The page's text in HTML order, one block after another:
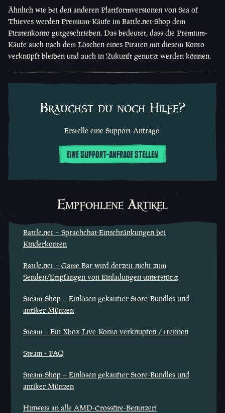
Ähnlich wie bei den anderen Plattformversionen von Sea of
Thieves werden Premium-Käufe im Battle.net-Shop dem
Piratenkonto gutgeschrieben. Das bedeutet, dass die Premium-
Käufe auch nach dem Löschen eines Piraten mit diesem Konto
verknüpft bleiben und auch in Zukunft genutzt werden können.
Brauchst du noch Hilfe?
Erstelle eine Support-Anfrage.
EINE SUPPORT-ANFRAGE STELLEN
Empfohlene Artikel
Battle.net – Sprachchat-Einschränkungen bei
Kinderkonten
Battle.net – Game Bar wird derzeit nicht zum
Senden/Empfangen von Einladungen unterstützt
Steam-Shop – Einlösen gekaufter Store-Bundles und
antiker Münzen
Steam – Ein Xbox Live-Konto verknüpfen / trennen
Steam - FAQ
Steam-Shop – Einlösen gekaufter Store-Bundles und
antiker Münzen
Hinweis an alle AMD-Crossfire-Benutzer!